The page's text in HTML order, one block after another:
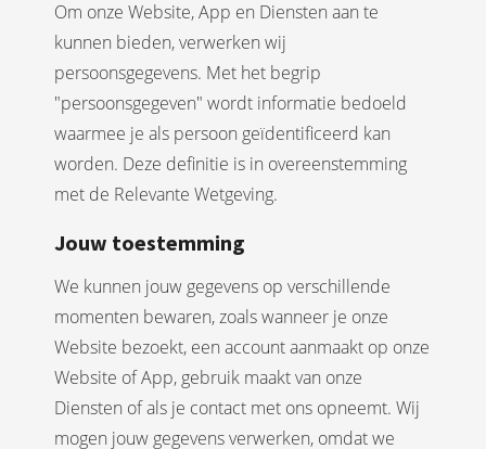
Om onze Website, App en Diensten aan te
kunnen bieden, verwerken wij
persoonsgegevens. Met het begrip
"persoonsgegeven" wordt informatie bedoeld
waarmee je als persoon geïdentificeerd kan
worden. Deze definitie is in overeenstemming
met de Relevante Wetgeving.
Jouw toestemming
We kunnen jouw gegevens op verschillende
momenten bewaren, zoals wanneer je onze
Website bezoekt, een account aanmaakt op onze
Website of App, gebruik maakt van onze
Diensten of als je contact met ons opneemt. Wij
mogen jouw gegevens verwerken, omdat we